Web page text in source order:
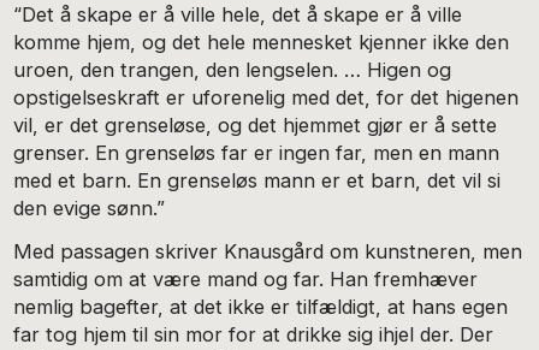
“Det å skape er å ville hele, det å skape er å ville
komme hjem, og det hele mennesket kjenner ikke den
uroen, den trangen, den lengselen. … Higen og
opstigelseskraft er uforenelig med det, for det higenen
vil, er det grenseløse, og det hjemmet gjør er å sette
grenser. En grenseløs far er ingen far, men en mann
med et barn. En grenseløs mann er et barn, det vil si
den evige sønn.”
Med passagen skriver Knausgård om kunstneren, men
samtidig om at være mand og far. Han fremhæver
nemlig bagefter, at det ikke er tilfældigt, at hans egen
far tog hjem til sin mor for at drikke sig ihjel der. Der